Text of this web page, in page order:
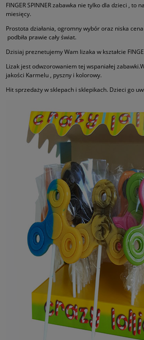
FINGER SPINNER zabawka nie tylko dla dzieci , to
miesięcy.
Prostota działania, ogromny wybór oraz niska
podbiła prawie cały świat.
Dzisiaj preznetujemy Wam lizaka w kształcie
Lizak jest odwzorowaniem tej wspaniałej
jakości Karmelu , pyszny i kolorowy.
Hit sprzedaży w sklepach i sklepikach. Dzieci go